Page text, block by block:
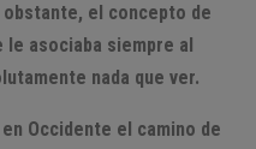
obstante, el concepto de
asociaba siempre al
nada que ver.
Occidente el camino de